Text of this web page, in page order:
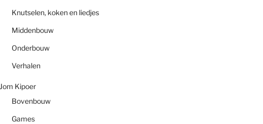
Knutselen, koken en liedjes
Middenbouw
Onderbouw
Verhalen
Jom Kipoer
Bovenbouw
Games